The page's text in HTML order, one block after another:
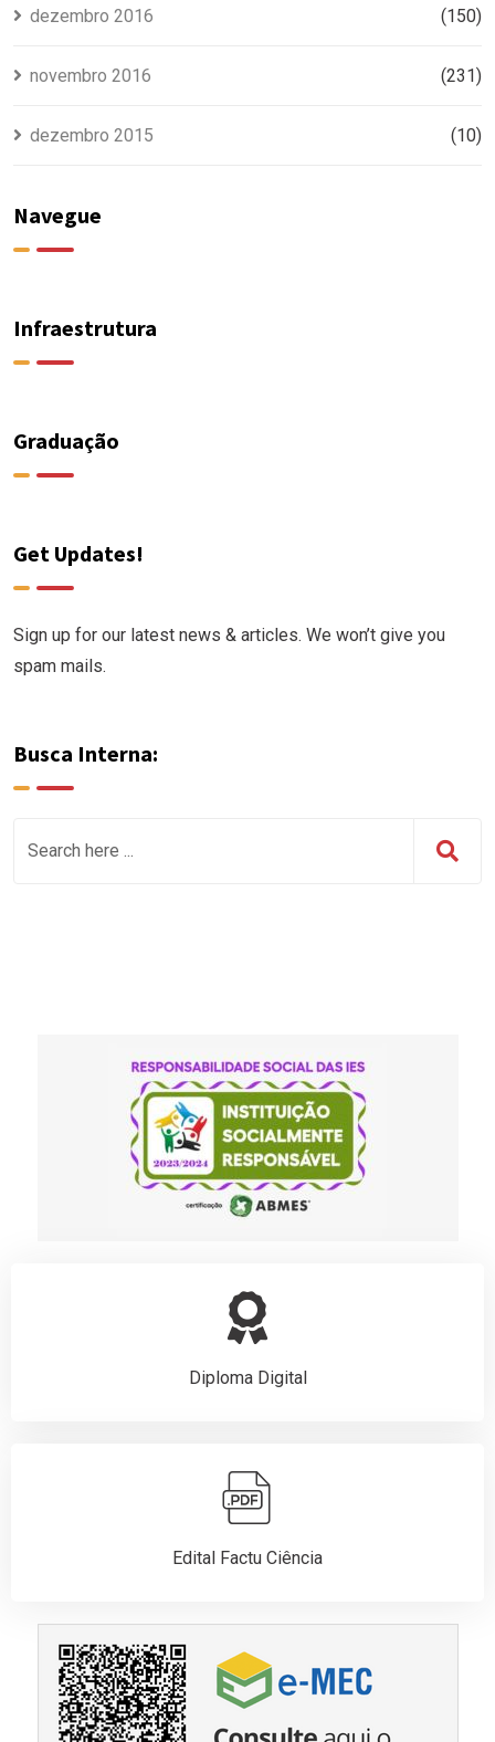
dezembro 2016 (150)
novembro 2016 (231)
dezembro 2015 (10)
Navegue
Infraestrutura
Graduação
Get Updates!
Sign up for our latest news & articles. We won’t give you
spam mails.
Busca Interna:
Diploma Digital
Edital Factu Ciência